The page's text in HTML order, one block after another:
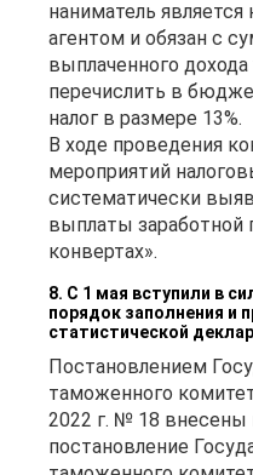
наниматель
агентом и обязан с
выплаченного
перечислить в
налог в размере 13%.
В ходе проведения
мероприятий
систематически
выплаты заработной
конвертах».
8. С 1 мая вступили в
порядок заполнения и
статистической
Постановлением
таможенного
2022 г. № 18 внесены
постановление